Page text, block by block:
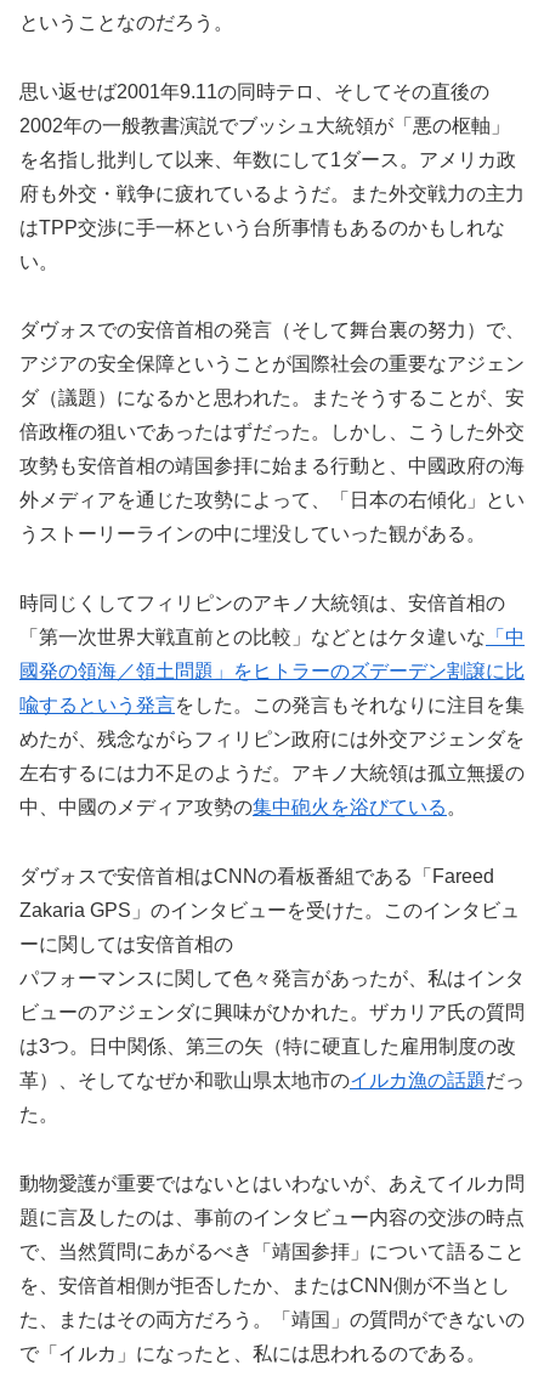
ということなのだろう。
思い返せば2001年9.11の同時テロ、そしてその直後の
2002年の一般教書演説でブッシュ大統領が「悪の枢軸」
を名指し批判して以来、年数にして1ダース。アメリカ政
府も外交・戦争に疲れているようだ。また外交戦力の主力
はTPP交渉に手一杯という台所事情もあるのかもしれな
い。
ダヴォスでの安倍首相の発言（そして舞台裏の努力）で、
アジアの安全保障ということが国際社会の重要なアジェン
ダ（議題）になるかと思われた。またそうすることが、安
倍政権の狙いであったはずだった。しかし、こうした外交
攻勢も安倍首相の靖国参拝に始まる行動と、中國政府の海
外メディアを通じた攻勢によって、「日本の右傾化」とい
うストーリーラインの中に埋没していった観がある。
時同じくしてフィリピンのアキノ大統領は、安倍首相の
「第一次世界大戦直前との比較」などとはケタ違いな 「中
國発の領海／領土問題」をヒトラーのズデーデン割譲に比
喩するという発言をした。この発言もそれなりに注目を集
めたが、残念ながらフィリピン政府には外交アジェンダを
左右するには力不足のようだ。アキノ大統領は孤立無援の
中、中國のメディア攻勢の集中砲火を浴びている 。
ダヴォスで安倍首相はCNNの看板番組である「Fareed
Zakaria GPS」のインタビューを受けた。このインタビュ
ーに関しては安倍首相の
パフォーマンスに関して色々発言があったが、私はインタ
ビューのアジェンダに興味がひかれた。ザカリア氏の質問
は3つ。日中関係、第三の矢（特に硬直した雇用制度の改
革）、そしてなぜか和歌山県太地市のイルカ漁の話題だっ
た。
動物愛護が重要ではないとはいわないが、あえてイルカ問
題に言及したのは、事前のインタビュー内容の交渉の時点
で、当然質問にあがるべき「靖国参拝」について語ること
を、安倍首相側が拒否したか、またはCNN側が不当とし
た、またはその両方だろう。「靖国」の質問ができないの
で「イルカ」になったと、私には思われるのである。